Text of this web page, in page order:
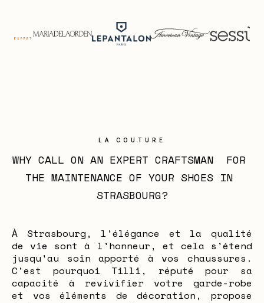
LA COUTURE
WHY CALL ON AN EXPERT CRAFTSMAN  FOR
THE MAINTENANCE OF YOUR SHOES IN
STRASBOURG?
À Strasbourg, l'élégance et la qualité
de vie sont à l'honneur, et cela s'étend
jusqu'au soin apporté à vos chaussures.
C'est pourquoi Tilli, réputé pour sa
capacité à revivifier votre garde-robe
et vos éléments de décoration, propose